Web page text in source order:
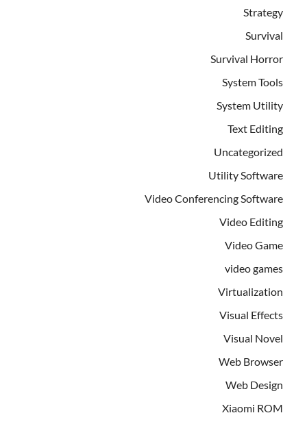
Strategy
Survival
Survival Horror
System Tools
System Utility
Text Editing
Uncategorized
Utility Software
Video Conferencing Software
Video Editing
Video Game
video games
Virtualization
Visual Effects
Visual Novel
Web Browser
Web Design
Xiaomi ROM